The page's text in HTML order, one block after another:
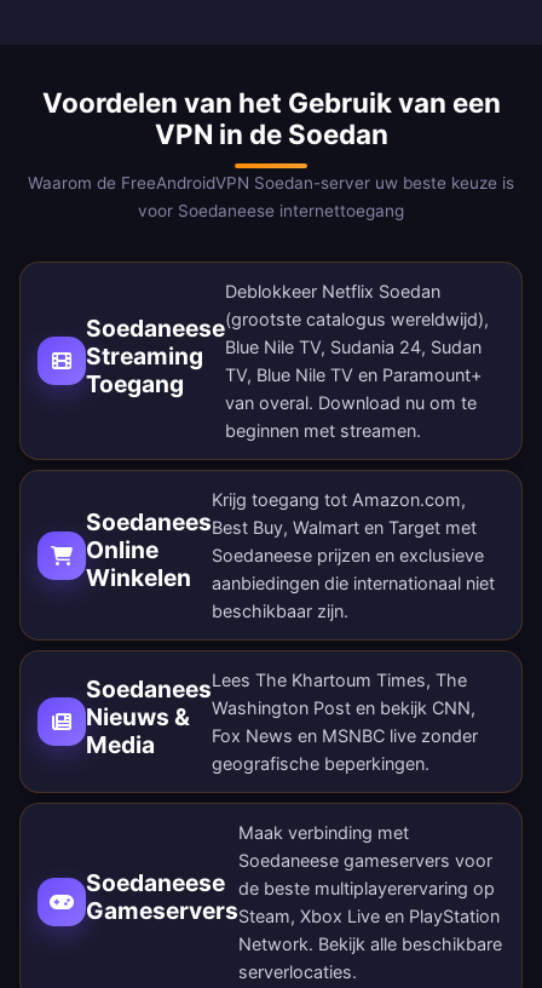
Voordelen van het Gebruik van een
VPN in de Soedan
Waarom de FreeAndroidVPN Soedan-server uw beste keuze is
voor Soedaneese internettoegang
Soedaneese
Streaming
Toegang
Deblokkeer Netflix Soedan
(grootste catalogus wereldwijd),
Blue Nile TV, Sudania 24, Sudan
TV, Blue Nile TV en Paramount+
van overal. Download nu om te
beginnen met streamen.
Soedanees
Online
Winkelen
Krijg toegang tot Amazon.com,
Best Buy, Walmart en Target met
Soedaneese prijzen en exclusieve
aanbiedingen die internationaal niet
beschikbaar zijn.
Soedanees
Nieuws &
Media
Lees The Khartoum Times, The
Washington Post en bekijk CNN,
Fox News en MSNBC live zonder
geografische beperkingen.
Soedaneese
Gameservers
Maak verbinding met
Soedaneese gameservers voor
de beste multiplayerervaring op
Steam, Xbox Live en PlayStation
Network. Bekijk alle beschikbare
serverlocaties.